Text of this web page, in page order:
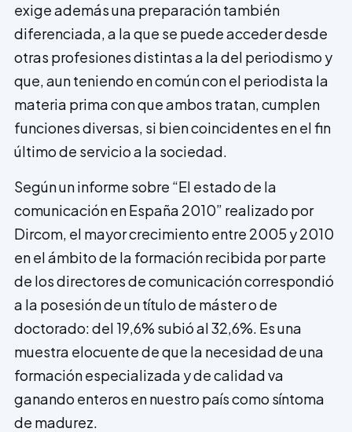
exige además una preparación también
diferenciada, a la que se puede acceder desde
otras profesiones distintas a la del periodismo y
que, aun teniendo en común con el periodista la
materia prima con que ambos tratan, cumplen
funciones diversas, si bien coincidentes en el fin
último de servicio a la sociedad.
Según un informe sobre “El estado de la
comunicación en España 2010” realizado por
Dircom, el mayor crecimiento entre 2005 y 2010
en el ámbito de la formación recibida por parte
de los directores de comunicación correspondió
a la posesión de un título de máster o de
doctorado: del 19,6% subió al 32,6%. Es una
muestra elocuente de que la necesidad de una
formación especializada y de calidad va
ganando enteros en nuestro país como síntoma
de madurez.